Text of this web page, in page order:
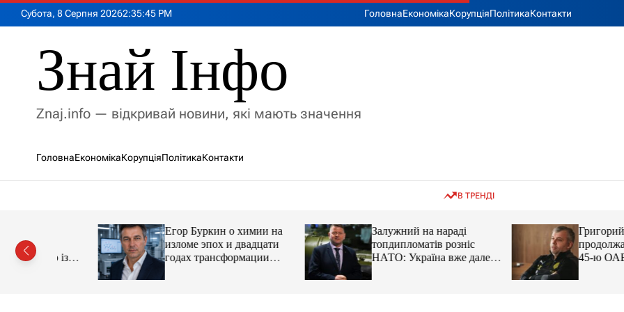
Субота, 8 Серпня 20262:35:46 PM ГоловнаЕкономікаКорупціяПолітикаКонтакти
Знай Інфо
Znaj.info — відкривай новини, які мають значення
ГоловнаЕкономікаКорупціяПолітикаКонтакти
В ТРЕНДІ
із
Егор Буркин о химии на
изломе эпох и двадцати
годах трансформации
отрасли
Залужний на нараді
топдипломатів розніс
НАТО: Україна вже далеко
попереду
Григорий
продолжает
45-ю ОАБр:
передали